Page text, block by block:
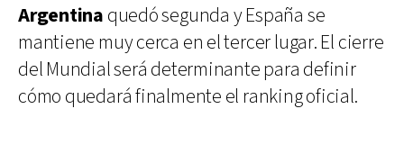
Argentina quedó segunda y España se
mantiene muy cerca en el tercer lugar. El cierre
del Mundial será determinante para definir
cómo quedará finalmente el ranking oficial.